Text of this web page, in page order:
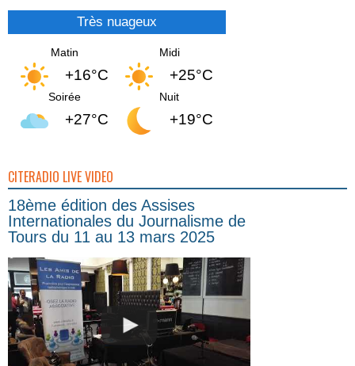
Très nuageux
Matin
+16°C
Midi
+25°C
Soirée
+27°C
Nuit
+19°C
CITERADIO LIVE VIDEO
18ème édition des Assises
Internationales du Journalisme de
Tours du 11 au 13 mars 2025